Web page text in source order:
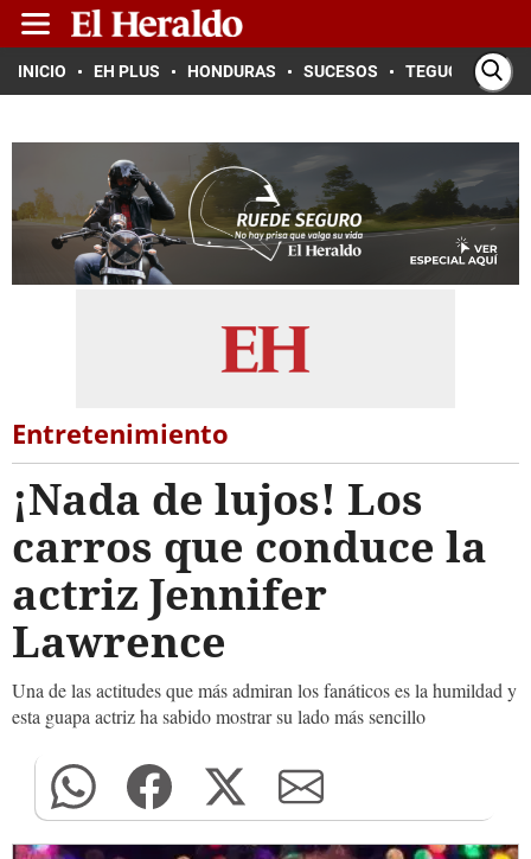
INICIO EH PLUS HONDURAS SUCESOS TEGUCIGALPA
Entretenimiento
¡Nada de lujos! Los
carros que conduce la
actriz Jennifer
Lawrence
Una de las actitudes que más admiran los fanáticos es la humildad y
esta guapa actriz ha sabido mostrar su lado más sencillo